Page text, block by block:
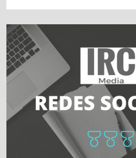
Brasayleña
asocia
con
gigantes
delivery